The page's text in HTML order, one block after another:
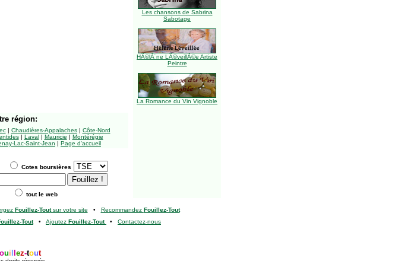
Les chansons de Sabrina
Sabotage
HÃ©lÃ¨ne LÃ©veillÃ©e Artiste
Peintre
La Romance du Vin Vignoble
région:
| Chaudières-Appalaches| Côte-Nord
| Laval| Mauricie | Montérégie
Lac-Saint-Jean | Page d'accueil
Cotes boursières
tout le web
Fouillez-Toutsur votre site • Recommandez Fouillez-Tout
Tout• Ajoutez Fouillez-Tout • Contactez-nous
oui ez-tout